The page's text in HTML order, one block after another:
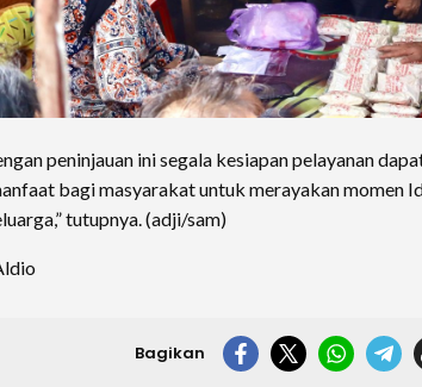
peninjauan ini segala kesiapan pelayanan
bagi masyarakat untuk merayakan momen
tutupnya. (adji/sam)
Bagikan